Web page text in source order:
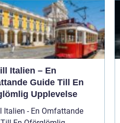
Italien – En
Guide Till En
Upplevelse
Italien - En Omfattande